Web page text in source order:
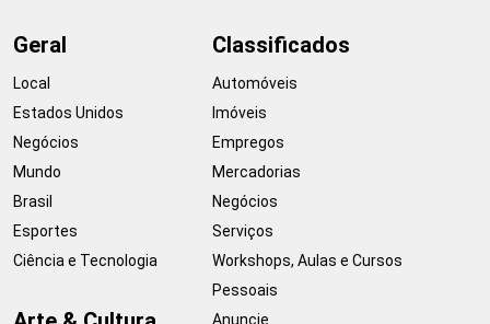
Geral
Local
Estados Unidos
Negócios
Mundo
Brasil
Esportes
Ciência e Tecnologia
Classificados
Automóveis
Imóveis
Empregos
Mercadorias
Negócios
Serviços
Workshops, Aulas e Cursos
Pessoais
Anuncie